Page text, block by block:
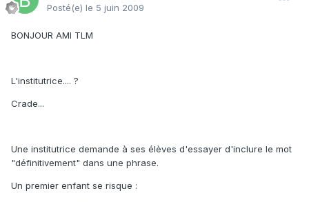
Posté(e) le 5 juin 2009
BONJOUR AMI TLM
L'institutrice.... ?
Crade...
Une institutrice demande à ses élèves d'essayer d'inclure le mot
"définitivement" dans une phrase.
Un premier enfant se risque :